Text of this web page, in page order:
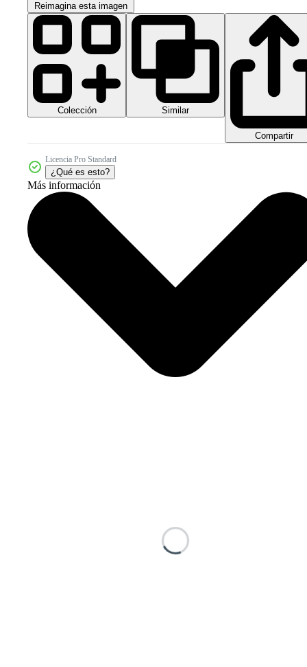
Reimagina esta imagen
Colección Similar
Compartir
Licencia Pro Standard
¿Qué es esto?
Más información